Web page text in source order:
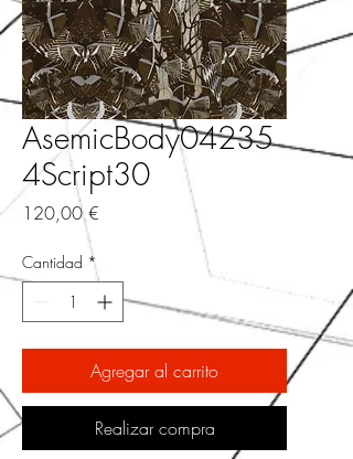
AsemicBody04235
4Script30
120,00 €
Cantidad *
Agregar al carrito
Realizar compra